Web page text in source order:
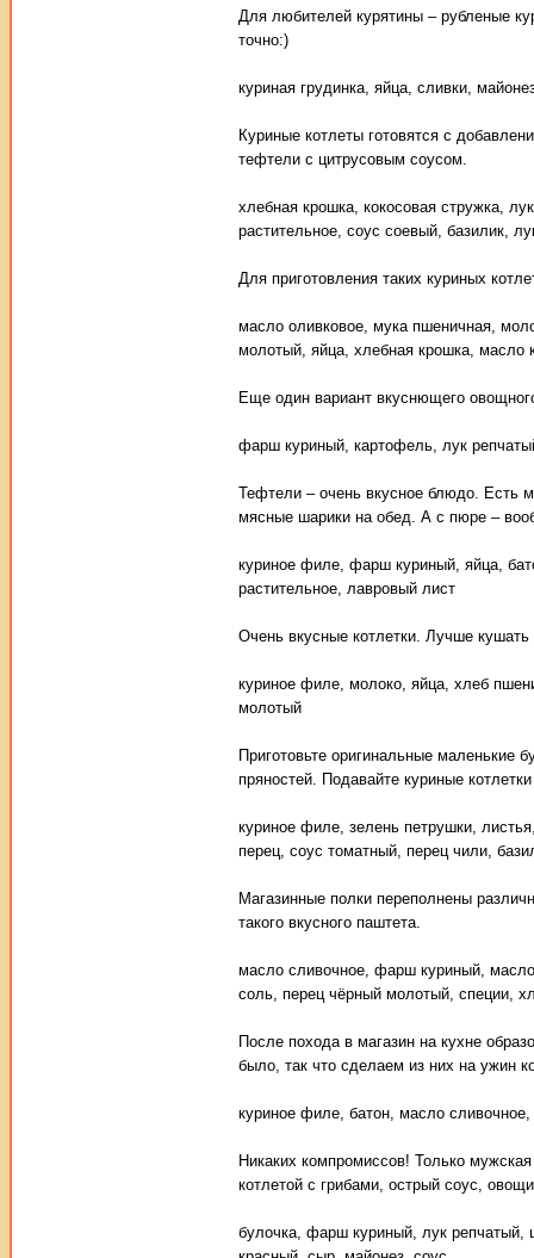
Для любителей курятины – рубленые
точно:)
куриная грудинка, яйца, сливки,
Куриные котлеты готовятся с
тефтели с цитрусовым соусом.
хлебная крошка, кокосовая стружка,
растительное, соус соевый, базилик,
Для приготовления таких куриных
масло оливковое, мука пшеничная,
молотый, яйца, хлебная крошка, масло
Еще один вариант вкуснющего
фарш куриный, картофель, лук
Тефтели – очень вкусное блюдо. Есть
мясные шарики на обед. А с пюре –
куриное филе, фарш куриный, яйца,
растительное, лавровый лист
Очень вкусные котлетки. Лучше кушать
куриное филе, молоко, яйца, хлеб
молотый
Приготовьте оригинальные маленькие
пряностей. Подавайте куриные
куриное филе, зелень петрушки,
перец, соус томатный, перец чили,
Магазинные полки переполнены
такого вкусного паштета.
масло сливочное, фарш куриный, масло
соль, перец чёрный молотый, специи,
После похода в магазин на кухне
было, так что сделаем из них на ужин
куриное филе, батон, масло
Никаких компромиссов! Только
котлетой с грибами, острый соус,
булочка, фарш куриный, лук репчатый,